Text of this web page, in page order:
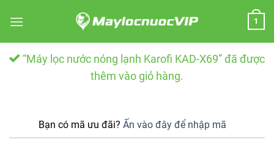
1
“Máy lọc nước nóng lạnh Karofi KAD-X69” đã được
thêm vào giỏ hàng.
Bạn có mã ưu đãi? Ấn vào đây để nhập mã